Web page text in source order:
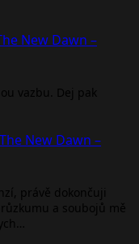
New Dawn –
vazbu. Dej pak
New Dawn –
právě dokončuji
a soubojů mě